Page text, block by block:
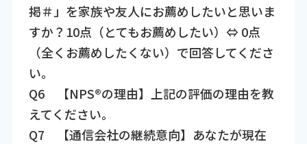
掲＃」を家族や友人にお薦めしたいと思いま
すか？10点（とてもお薦めしたい）⇔ 0点
（全くお薦めしたくない）で回答してくださ
い。
Q6 【NPS®の理由】上記の評価の理由を教
えてください。
Q7 【通信会社の継続意向】あなたが現在